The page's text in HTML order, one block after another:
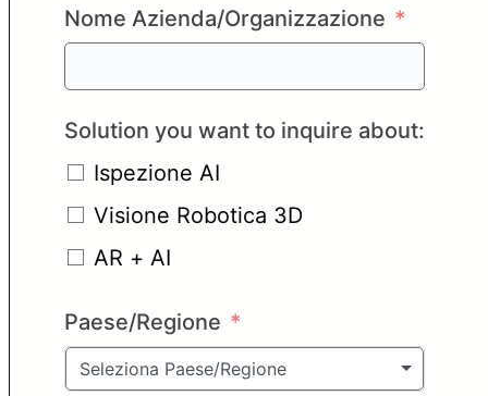
Nome Azienda/Organizzazione
Solution you want to inquire about:
Ispezione AI
Visione Robotica 3D
AR + AI
Paese/Regione
Seleziona Paese/Regione